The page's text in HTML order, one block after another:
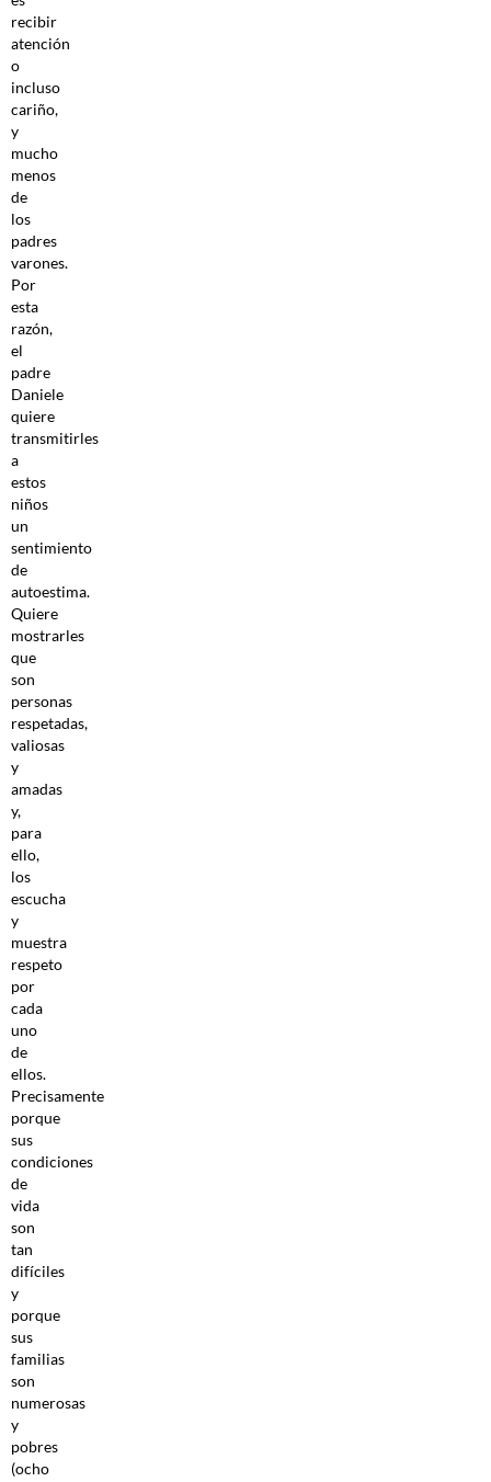
recibir
atención
o
incluso
cariño,
y
mucho
menos
de
los
padres
varones.
Por
esta
razón,
el
padre
Daniele
quiere
transmitirles
a
estos
niños
un
sentimiento
de
autoestima.
Quiere
mostrarles
que
son
personas
respetadas,
valiosas
y
amadas
y,
para
ello,
los
escucha
y
muestra
respeto
por
cada
uno
de
ellos.
Precisamente
porque
sus
condiciones
de
vida
son
tan
difíciles
y
porque
sus
familias
son
numerosas
y
pobres
(ocho